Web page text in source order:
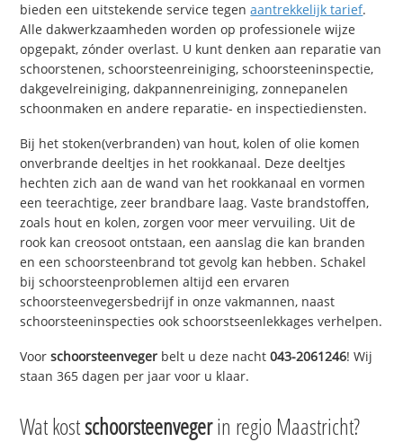
bieden een uitstekende service tegenaantrekkelijk tarief.
Alle dakwerkzaamheden worden op professionele wijze
opgepakt, zónder overlast. U kunt denken aan reparatie van
schoorstenen, schoorsteenreiniging, schoorsteeninspectie,
dakgevelreiniging, dakpannenreiniging, zonnepanelen
schoonmaken en andere reparatie- en inspectiediensten.
Bij het stoken(verbranden) van hout, kolen of olie komen
onverbrande deeltjes in het rookkanaal. Deze deeltjes
hechten zich aan de wand van het rookkanaal en vormen
een teerachtige, zeer brandbare laag. Vaste brandstoffen,
zoals hout en kolen, zorgen voor meer vervuiling. Uit de
rook kan creosoot ontstaan, een aanslag die kan branden
en een schoorsteenbrand tot gevolg kan hebben. Schakel
bij schoorsteenproblemen altijd een ervaren
schoorsteenvegersbedrijf in onze vakmannen, naast
schoorsteeninspecties ook schoorstseenlekkages verhelpen.
Voorschoorsteenveger belt u deze nacht043-2061246! Wij
staan 365 dagen per jaar voor u klaar.
Wat kostschoorsteenvegerin regio Maastricht?